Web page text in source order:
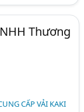
Thương
CẤP VẢI KAKI